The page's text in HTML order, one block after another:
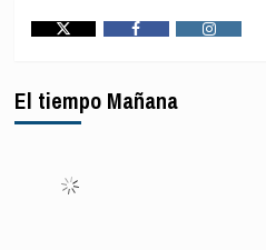
de
Estabilización
por
una
tres
El tiempo Mañana